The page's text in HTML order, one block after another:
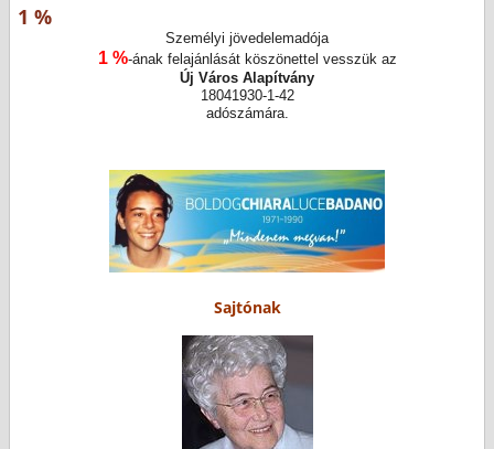
1 %
Személyi jövedelemadója
1 %-ának felajánlását köszönettel vesszük az
Új Város Alapítvány
18041930-1-42
adószámára.
Sajtónak